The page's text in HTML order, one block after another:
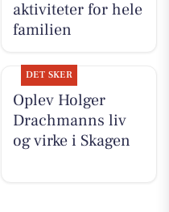
aktiviteter for hele
familien
DET SKER
Oplev Holger
Drachmanns liv
og virke i Skagen